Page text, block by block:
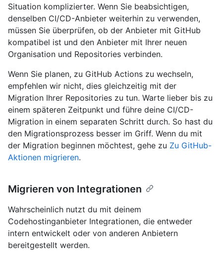
Situation komplizierter. Wenn Sie beabsichtigen,
denselben CI/CD-Anbieter weiterhin zu verwenden,
müssen Sie überprüfen, ob der Anbieter mit GitHub
kompatibel ist und den Anbieter mit Ihrer neuen
Organisation und Repositories verbinden.
Wenn Sie planen, zu GitHub Actions zu wechseln,
empfehlen wir nicht, dies gleichzeitig mit der
Migration Ihrer Repositories zu tun. Warte lieber bis zu
einem späteren Zeitpunkt und führe deine CI/CD-
Migration in einem separaten Schritt durch. So hast du
den Migrationsprozess besser im Griff. Wenn du mit
der Migration beginnen möchtest, gehe zu Zu GitHub-
Aktionen migrieren.
Migrieren von Integrationen
Wahrscheinlich nutzt du mit deinem
Codehostinganbieter Integrationen, die entweder
intern entwickelt oder von anderen Anbietern
bereitgestellt werden.